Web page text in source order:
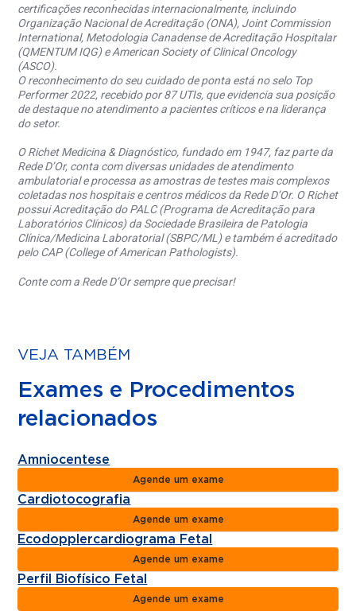
certificações reconhecidas internacionalmente, incluindo
Organização Nacional de Acreditação (ONA), Joint Commission
International, Metodologia Canadense de Acreditação Hospitalar
(QMENTUM IQG) e American Society of Clinical Oncology
(ASCO).
O reconhecimento do seu cuidado de ponta está no selo Top
Performer 2022, recebido por 87 UTIs, que evidencia sua posição
de destaque no atendimento a pacientes críticos e na liderança
do setor.
O Richet Medicina & Diagnóstico, fundado em 1947, faz parte da
Rede D’Or, conta com diversas unidades de atendimento
ambulatorial e processa as amostras de testes mais complexos
coletadas nos hospitais e centros médicos da Rede D’Or. O Richet
possui Acreditação do PALC (Programa de Acreditação para
Laboratórios Clínicos) da Sociedade Brasileira de Patologia
Clínica/Medicina Laboratorial (SBPC/ML) e também é acreditado
pelo CAP (College of American Pathologists).
Conte com a Rede D’Or sempre que precisar!
VEJA TAMBÉM
Exames e Procedimentos
relacionados
Amniocentese
Agende um exame
Cardiotocografia
Agende um exame
Ecodopplercardiograma Fetal
Agende um exame
Perfil Biofísico Fetal
Agende um exame